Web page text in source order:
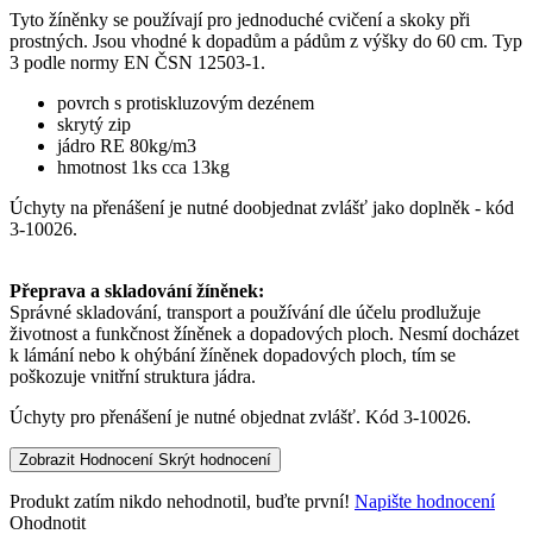
Tyto žíněnky se používají pro jednoduché cvičení a skoky při
prostných. Jsou vhodné k dopadům a pádům z výšky do 60 cm. Typ
3 podle normy EN ČSN 12503-1.
povrch s protiskluzovým dezénem
skrytý zip
jádro RE 80kg/m3
hmotnost 1ks cca 13kg
Úchyty na přenášení je nutné doobjednat zvlášť jako doplněk - kód
3-10026.
Přeprava a skladování žíněnek:
Správné skladování, transport a používání dle účelu prodlužuje
životnost a funkčnost žíněnek a dopadových ploch. Nesmí docházet
k lámání nebo k ohýbání žíněnek dopadových ploch, tím se
poškozuje vnitřní struktura jádra.
Úchyty pro přenášení je nutné objednat zvlášť. Kód 3-10026.
Zobrazit Hodnocení Skrýt hodnocení
Produkt zatím nikdo nehodnotil, buďte první! Napište hodnocení
Ohodnotit